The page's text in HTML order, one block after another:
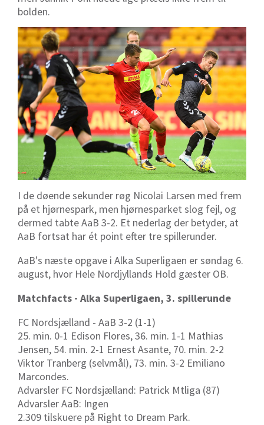
bolden.
I de døende sekunder røg Nicolai Larsen med frem
på et hjørnespark, men hjørnesparket slog fejl, og
dermed tabte AaB 3-2. Et nederlag der betyder, at
AaB fortsat har ét point efter tre spillerunder.
AaB's næste opgave i Alka Superligaen er søndag 6.
august, hvor Hele Nordjyllands Hold gæster OB.
Matchfacts - Alka Superligaen, 3. spillerunde
FC Nordsjælland - AaB 3-2 (1-1)
25. min. 0-1 Edison Flores, 36. min. 1-1 Mathias
Jensen, 54. min. 2-1 Ernest Asante, 70. min. 2-2
Viktor Tranberg (selvmål), 73. min. 3-2 Emiliano
Marcondes.
Advarsler FC Nordsjælland: Patrick Mtliga (87)
Advarsler AaB: Ingen
2.309 tilskuere på Right to Dream Park.